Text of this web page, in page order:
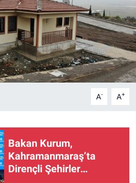
A- A+
Bakan Kurum,
Kahramanmaraş’ta
Dirençli Şehirler